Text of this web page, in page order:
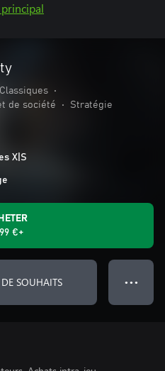
Classiques
•
de société
• Stratégie
X|S
€+
SOUHAITS ● ● ●